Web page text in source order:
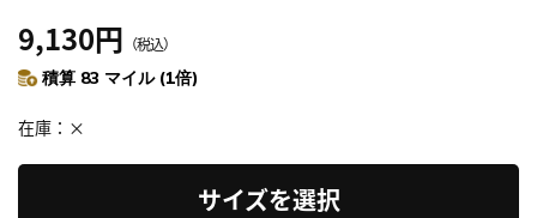
9,130円 （税込）
積算 83 マイル (1倍)
在庫 ×
サイズを選択